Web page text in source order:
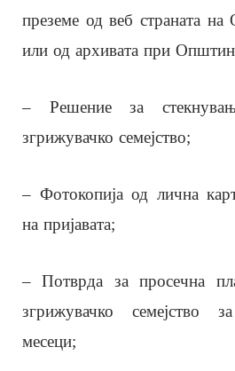
преземе од веб страната
или од архивата при
– Решение за
згрижувачко семејство;
– Фотокопија од лична
на пријавата;
– Потврда за просечна
згрижувачко семејство
месеци;